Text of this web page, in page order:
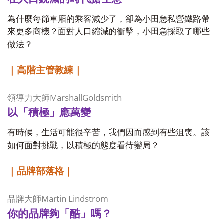
為什麼每節車廂的乘客減少了，卻為小田急私營鐵路帶
來更多商機？面對人口縮減的衝擊，小田急採取了哪些
做法？
｜高階主管教練｜
領導力大師MarshallGoldsmith
以「積極」應萬變
有時候，生活可能很辛苦，我們因而感到有些沮喪。該
如何面對挑戰，以積極的態度看待變局？
｜品牌部落格｜
品牌大師Martin Lindstrom
你的品牌夠「酷」嗎？